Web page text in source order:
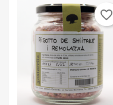
favorite_border